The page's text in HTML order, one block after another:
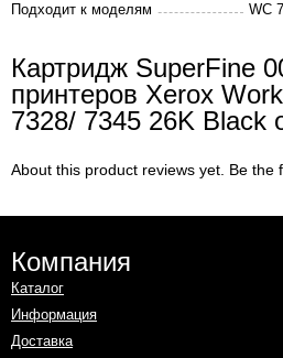
Подходит к моделям
WC
Картридж SuperFine
принтеров Xerox
7328/ 7345 26K Black
About this product reviews yet. Be the
Компания
Каталог
Информация
Доставка